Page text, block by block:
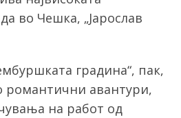
во Чешка, „Јарослав
градина“, пак,
романтични авантури,
на работ од